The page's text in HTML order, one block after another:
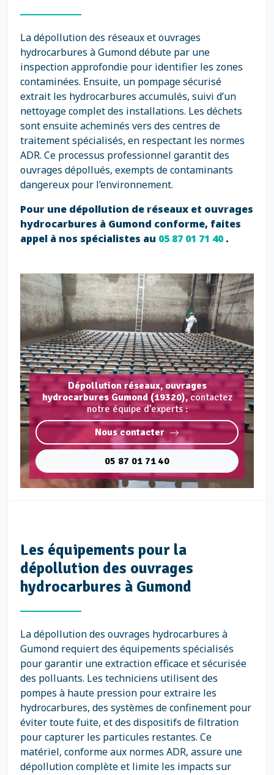
La dépollution des réseaux et ouvrages
hydrocarbures à Gumond débute par une
inspection approfondie pour identifier les zones
contaminées. Ensuite, un pompage sécurisé
extrait les hydrocarbures accumulés, suivi d’un
nettoyage complet des installations. Les déchets
sont ensuite acheminés vers des centres de
traitement spécialisés, en respectant les normes
ADR. Ce processus professionnel garantit des
ouvrages dépollués, exempts de contaminants
dangereux pour l’environnement.
Pour une dépollution de réseaux et ouvrages
hydrocarbures à Gumond conforme, faites
appel à nos spécialistes au 05 87 01 71 40.
Dépollution réseaux, ouvrages
hydrocarbures Gumond (19320),contactez
notre équipe d'experts :
Nous contacter
05 87 01 71 40
Les équipements pour la
dépollution des ouvrages
hydrocarbures à Gumond
La dépollution des ouvrages hydrocarbures à
Gumond requiert des équipements spécialisés
pour garantir une extraction efficace et sécurisée
des polluants. Les techniciens utilisent des
pompes à haute pression pour extraire les
hydrocarbures, des systèmes de confinement pour
éviter toute fuite, et des dispositifs de filtration
pour capturer les particules restantes. Ce
matériel, conforme aux normes ADR, assure une
dépollution complète et limite les impacts sur